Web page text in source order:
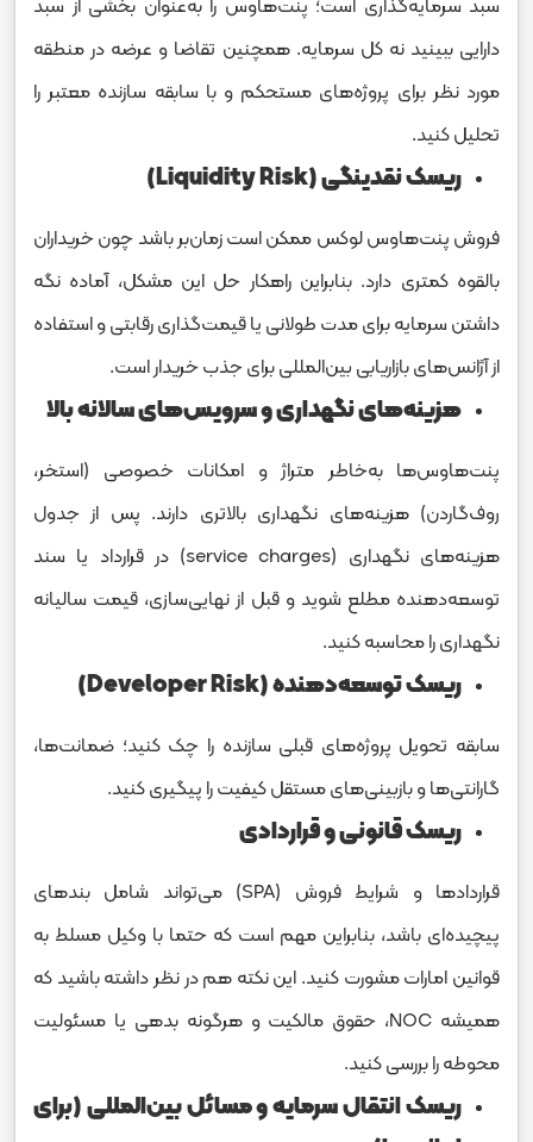
سبد سرمایه‌گذاری است؛ پنت‌هاوس را به‌عنوان بخشی از سبد
دارایی ببینید نه کل سرمایه. همچنین تقاضا و عرضه در منطقه‌
مورد نظر برای پروژه‌های مستحکم و با سابقه سازنده معتبر را
تحلیل کنید.
ریسک نقدینگی (Liquidity Risk)
فروش پنت‌هاوس لوکس ممکن است زمان‌بر باشد چون خریداران
بالقوه کمتری دارد. بنابراین راهکار حل این مشکل، آماده نگه
داشتن سرمایه برای مدت طولانی یا قیمت‌گذاری رقابتی و استفاده
از آژانس‌های بازاریابی بین‌المللی برای جذب خریدار است.
هزینه‌های نگهداری و سرویس‌های سالانه بالا
پنت‌هاوس‌ها به‌خاطر متراژ و امکانات خصوصی (استخر،
روف‌گاردن) هزینه‌های نگهداری بالاتری دارند. پس از جدول
هزینه‌های نگهداری (service charges) در قرارداد یا سند
توسعه‌دهنده مطلع شوید و قبل از نهایی‌سازی، قیمت سالیانه
نگهداری را محاسبه کنید.
ریسک توسعه‌دهنده (Developer Risk)
سابقه تحویل پروژه‌های قبلی سازنده را چک کنید؛ ضمانت‌ها،
گارانتی‌ها و بازبینی‌های مستقل کیفیت را پیگیری کنید.
ریسک قانونی و قراردادی
قراردادها و شرایط فروش (SPA) می‌تواند شامل بندهای
پیچیده‌ای باشد، بنابراین مهم است که حتما با وکیل مسلط به
قوانین امارات مشورت کنید. این نکته هم در نظر داشته باشید که
همیشه NOC، حقوق مالکیت و هرگونه بدهی یا مسئولیت
محوطه را بررسی کنید.
ریسک انتقال سرمایه و مسائل بین‌المللی (برای